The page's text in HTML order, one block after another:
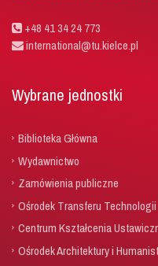
+48 41 34 24 773
international@tu.kielce.pl
Wybrane jednostki
Biblioteka Główna
Wydawnictwo
Zamówienia publiczne
Ośrodek Transferu Technologii
Centrum Kształcenia
Ośrodek Architektury i